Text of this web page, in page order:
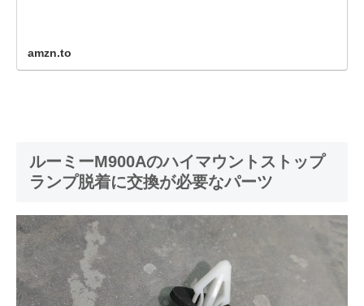
amzn.to
ルーミーM900Aのハイマウントストップ
ランプ脱着に交換が必要なパーツ